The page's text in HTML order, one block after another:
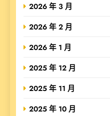
2026 年 3 月
2026 年 2 月
2026 年 1 月
2025 年 12 月
2025 年 11 月
2025 年 10 月